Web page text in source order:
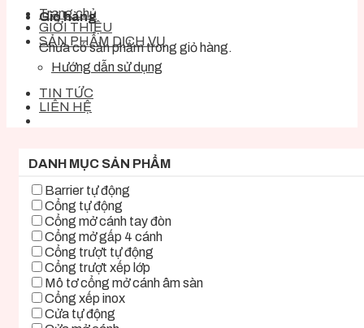
Giỏ hàng
Chưa có sản phẩm trong giỏ hàng.
Trang chủ
GIỚI THIỆU
SẢN PHẨM DỊCH VỤ
Hướng dẫn sử dụng
TIN TỨC
LIÊN HỆ
DANH MỤC SẢN PHẨM
Barrier tự động
Cổng tự động
Cổng mở cánh tay đòn
Cổng mở gấp 4 cánh
Cổng trượt tự động
Cổng trượt xếp lớp
Mô tơ cổng mở cánh âm sàn
Cổng xếp inox
Cửa tự động